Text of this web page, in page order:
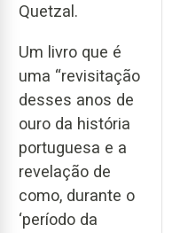
Quetzal.
Um livro que é
uma “revisitação
desses anos de
ouro da história
portuguesa e a
revelação de
como, durante o
‘período da